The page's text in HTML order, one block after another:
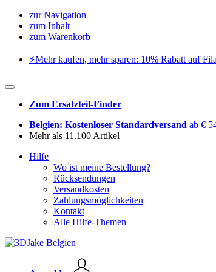
zur Navigation
zum Inhalt
zum Warenkorb
⚡️Mehr kaufen, mehr sparen: 10% Rabatt auf
Zum Ersatzteil-Finder
Belgien: Kostenloser Standardversand ab €
Mehr als 11.100 Artikel
Hilfe
Wo ist meine Bestellung?
Rücksendungen
Versandkosten
Zahlungsmöglichkeiten
Kontakt
Alle Hilfe-Themen